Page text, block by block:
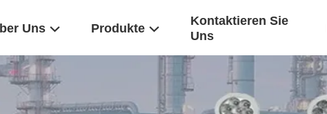
Uns Produkte
Kontaktieren Sie
Uns